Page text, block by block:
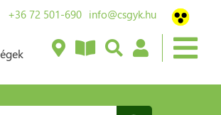
+36 72 501-690 info@csgyk.hu